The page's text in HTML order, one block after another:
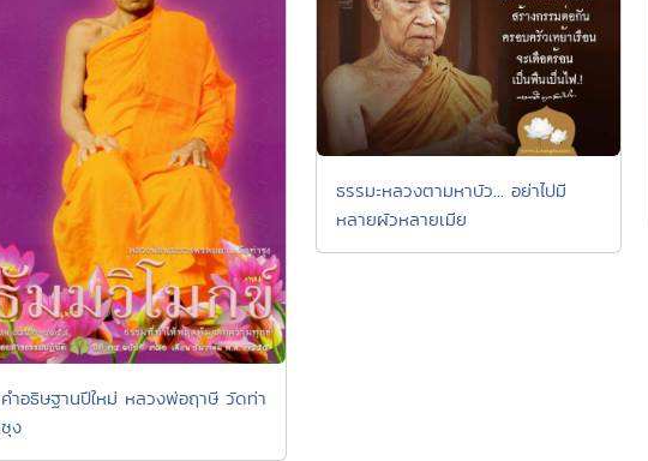
คำอธิษฐานปีใหม่ หลวงพ่อฤาษี วัดท่า
ซุง
ธรรมะหลวงตามหาบัว... อย่าไปมี
หลายผัวหลายเมีย